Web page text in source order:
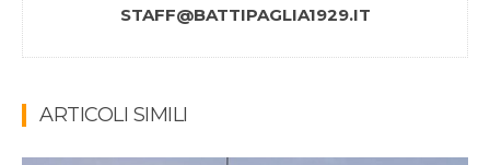
STAFF@BATTIPAGLIA1929.IT
ARTICOLI SIMILI